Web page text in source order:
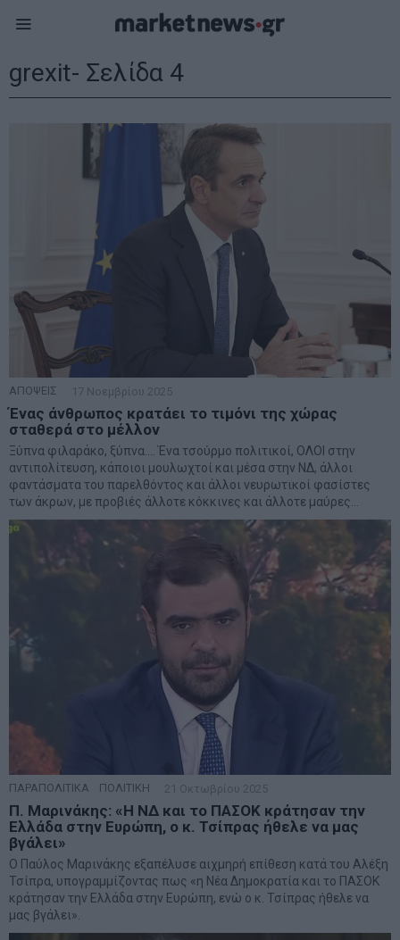
grexit- Σελίδα 4
ΑΠΟΨΕΙΣ 17 Νοεμβρίου 2025
Ένας άνθρωπος κρατάει το τιμόνι της χώρας
σταθερά στο μέλλον
Ξύπνα φιλαράκο, ξύπνα…. Ένα τσούρμο πολιτικοί, ΟΛΟΙ στην
αντιπολίτευση, κάποιοι μουλωχτοί και μέσα στην ΝΔ, άλλοι
φαντάσματα του παρελθόντος και άλλοι νευρωτικοί φασίστες
των άκρων, με προβιές άλλοτε κόκκινες και άλλοτε μαύρες…
ΠΑΡΑΠΟΛΙΤΙΚΑ ΠΟΛΙΤΙΚΗ 21 Οκτωβρίου 2025
Π. Μαρινάκης: «Η ΝΔ και το ΠΑΣΟΚ κράτησαν την
Ελλάδα στην Ευρώπη, ο κ. Τσίπρας ήθελε να μας
βγάλει»
Ο Παύλος Μαρινάκης εξαπέλυσε αιχμηρή επίθεση κατά του Αλέξη
Τσίπρα, υπογραμμίζοντας πως «η Νέα Δημοκρατία και το ΠΑΣΟΚ
κράτησαν την Ελλάδα στην Ευρώπη, ενώ ο κ. Τσίπρας ήθελε να
μας βγάλει».